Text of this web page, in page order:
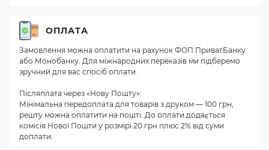
ОПЛАТА
Замовлення можна оплатити на рахунок ФОП ПриватБанку
або Монобанку. Для міжнародних переказів ми підберемо
зручний для вас спосіб оплати.
Післяплата через «Нову Пошту»:
Мінімальна передоплата для товарів з друком — 100 грн,
решту можна оплатити на пошті. До оплати додається
комісія Нової Пошти у розмірі 20 грн плюс 2% від суми
доплати.